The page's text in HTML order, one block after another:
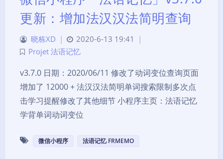
更新：增加法汉汉法简明查询
晓栋XD | 2020-6-13 19:41
|
Projet 法语记忆
v3.7.0 日期：2020/06/11 修改了动词变位查询页面
增加了 12000 + 法汉汉法简明单词搜索限制多次点
击学习提醒修改了其他细节 小程序主页：法语记忆
学背单词动词变位
微信小程序 法语记忆 FRMEMO